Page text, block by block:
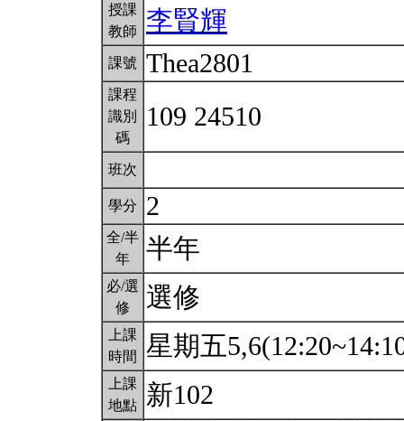
授課
教師
李賢輝
課號 Thea2801
課程
識別
碼
109 24510
班次
學分 2
全/半
年
半年
必/選
修
選修
上課
時間
星期五
上課
地點
新102